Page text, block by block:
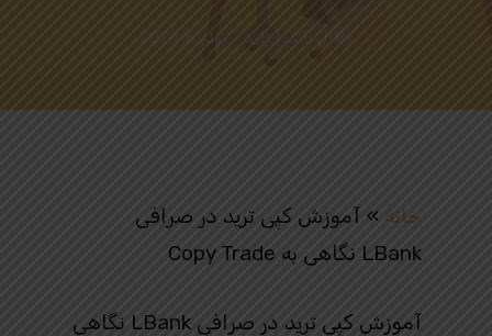
By ال بانک ایران ژوئن 6, 2024
خانه » آموزش کپی ترید در صرافی
LBank نگاهی به Copy Trade
آموزش کپی ترید در صرافی LBank نگاهی